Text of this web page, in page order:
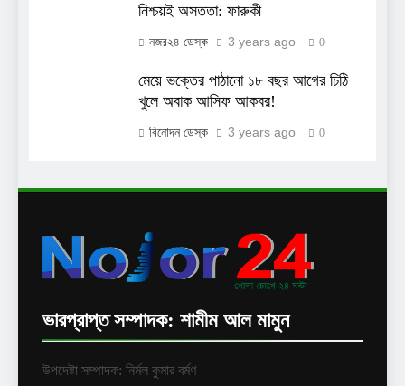
নিশ্চয়ই অসততা: ফারুকী
নজর২৪ ডেস্ক 3 years ago 0
মেয়ে ভক্তের পাঠানো ১৮ বছর আগের চিঠি
খুলে অবাক আসিফ আকবর!
বিনোদন ডেস্ক 3 years ago 0
ভারপ্রাপ্ত সম্পাদক: শামীম আল মামুন
উপদেষ্টা সম্পাদক: নির্মল কুমার বর্মণ